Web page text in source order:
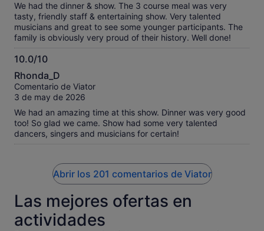
We had the dinner & show. The 3 course meal was very
tasty, friendly staff & entertaining show. Very talented
musicians and great to see some younger participants. The
family is obviously very proud of their history. Well done!
10.0/10
10.0
sobre
10
Rhonda_D
Comentario de Viator
3 de may de 2026
We had an amazing time at this show. Dinner was very good
too! So glad we came. Show had some very talented
dancers, singers and musicians for certain!
Abrir los 201 comentarios de Viator
Las mejores ofertas en
actividades